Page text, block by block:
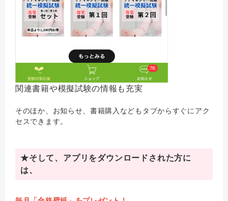
関連書籍や模擬試験の情報も充実
そのほか、お知らせ、書籍購入などもタブからすぐにアク
セスできます。
★そして、アプリをダウンロードされた方に
は、